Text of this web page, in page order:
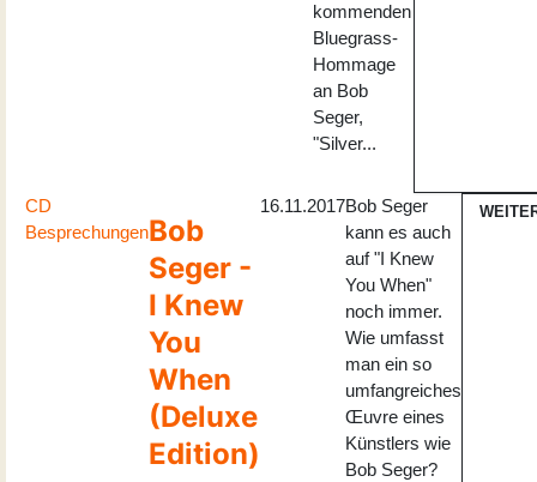
kommenden
Bluegrass-
Hommage
an Bob
Seger,
"Silver...
CD
BesprechungenBob
Seger -
I Knew
You
When
(Deluxe
Edition)
16.11.2017Bob Seger
kann es auch
auf "I Knew
You When"
noch immer.
Wie umfasst
man ein so
umfangreiches
Œuvre eines
Künstlers wie
Bob Seger?